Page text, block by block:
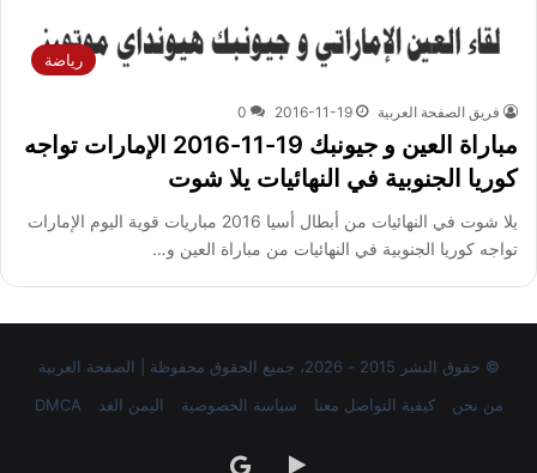
رياضة
فريق الصفحة العربية 2016-11-19
0
مباراة العين و جيونبك 19-11-2016 الإمارات تواجه
كوريا الجنوبية في النهائيات يلا شوت
يلا شوت في النهائيات من أبطال أسيا 2016 مباريات قوية اليوم الإمارات
تواجه كوريا الجنوبية في النهائيات من مباراة العين و…
© حقوق النشر 2015 - 2026، جميع الحقوق محفوظة | الصفحة العربية
من نحن
كيفية التواصل معنا سياسة الخصوصية اليمن الغد DMCA
‏Google
google